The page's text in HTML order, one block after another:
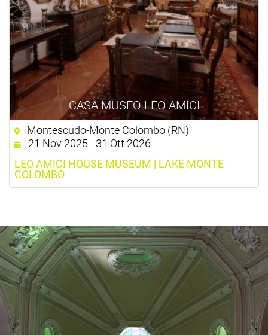
CASA MUSEO LEO AMICI
Montescudo-Monte Colombo (RN)
21 Nov 2025 - 31 Ott 2026
LEO AMICI HOUSE MUSEUM | LAKE MONTE
COLOMBO